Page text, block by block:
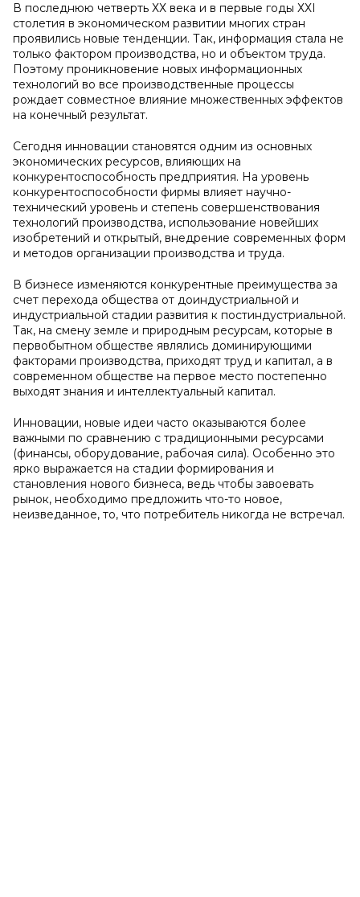
В последнюю четверть ХХ века и в первые годы ХХI
столетия в экономическом развитии многих стран
проявились новые тенденции. Так, информация стала не
только фактором производства, но и объектом труда.
Поэтому проникновение новых информационных
технологий во все производственные процессы
рождает совместное влияние множественных эффектов
на конечный результат.
Сегодня инновации становятся одним из основных
экономических ресурсов, влияющих на
конкурентоспособность предприятия. На уровень
конкурентоспособности фирмы влияет научно-
технический уровень и степень совершенствования
технологий производства, использование новейших
изобретений и открытый, внедрение современных форм
и методов организации производства и труда.
В бизнесе изменяются конкурентные преимущества за
счет перехода общества от доиндустриальной и
индустриальной стадии развития к постиндустриальной.
Так, на смену земле и природным ресурсам, которые в
первобытном обществе являлись доминирующими
факторами производства, приходят труд и капитал, а в
современном обществе на первое место постепенно
выходят знания и интеллектуальный капитал.
Инновации, новые идеи часто оказываются более
важными по сравнению с традиционными ресурсами
(финансы, оборудование, рабочая сила). Особенно это
ярко выражается на стадии формирования и
становления нового бизнеса, ведь чтобы завоевать
рынок, необходимо предложить что-то новое,
неизведанное, то, что потребитель никогда не встречал.